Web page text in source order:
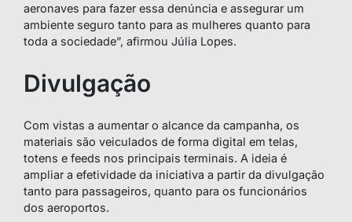
aeronaves para fazer essa denúncia e assegurar um
ambiente seguro tanto para as mulheres quanto para
toda a sociedade”, afirmou Júlia Lopes.
Divulgação
Com vistas a aumentar o alcance da campanha, os
materiais são veiculados de forma digital em telas,
totens e feeds nos principais terminais. A ideia é
ampliar a efetividade da iniciativa a partir da divulgação
tanto para passageiros, quanto para os funcionários
dos aeroportos.